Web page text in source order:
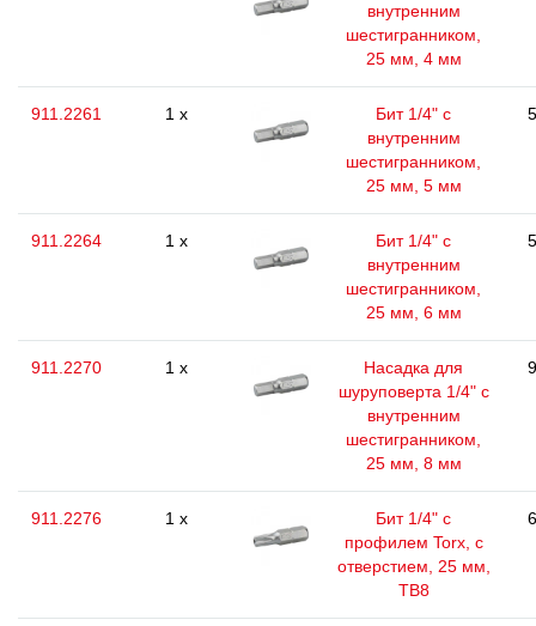
внутренним
шестигранником,
25 мм, 4 мм
911.2261 1 x
Бит 1/4" с
внутренним
шестигранником,
25 мм, 5 мм
911.2264 1 x
Бит 1/4" с
внутренним
шестигранником,
25 мм, 6 мм
911.2270 1 x
Насадка для
шуруповерта 1/4" с
внутренним
шестигранником,
25 мм, 8 мм
911.2276 1 x
Бит 1/4" с
профилем Torx, с
отверстием, 25 мм,
ТВ8